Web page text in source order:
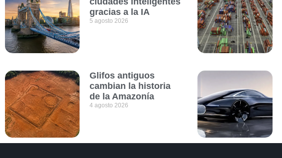
gracias a la IA
5 agosto 2026
Glifos antiguos
cambian la historia
de la Amazonía
4 agosto 2026